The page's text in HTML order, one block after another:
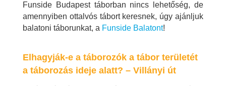
Funside Budapest táborban nincs lehetőség, de
amennyiben ottalvós tábort keresnek, úgy ajánljuk
balatoni táborunkat, a Funside Balatont!
Elhagyják-e a táborozók a tábor területét
a táborozás ideje alatt? – Villányi út